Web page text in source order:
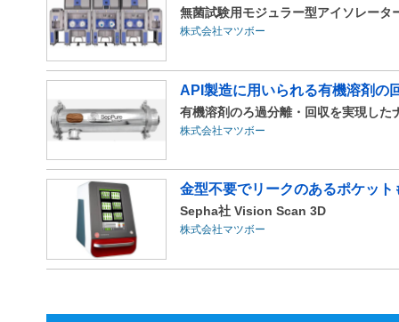
無菌試験用モジュラー型アイソレー
株式会社マツボー
API製造に用いられる有機溶剤の
有機溶剤のろ過分離・回収を実現した
株式会社マツボー
金型不要でリークのあるポケッ
Sepha社 Vision Scan 3D
株式会社マツボー